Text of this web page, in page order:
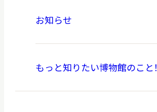
お知らせ
もっと知りたい博物館のこと！